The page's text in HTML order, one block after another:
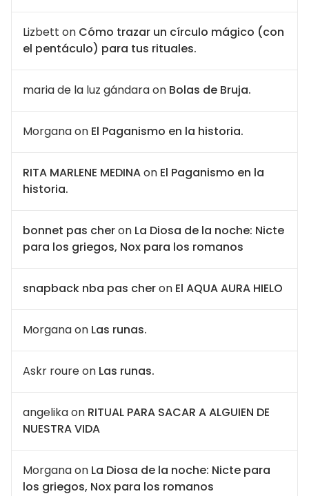
Lizbett on Cómo trazar un círculo mágico (con
el pentáculo) para tus rituales.
maria de la luz gándaraon Bolas de Bruja.
Morganaon El Paganismo en la historia.
RITA MARLENE MEDINAon El Paganismo en la
historia.
bonnet pas cheron La Diosa de la noche: Nicte
para los griegos, Nox para los romanos
snapback nba pas cheron El AQUA AURA HIELO
Morganaon Las runas.
Askr roureon Las runas.
angelikaon RITUAL PARA SACAR A ALGUIEN DE
NUESTRA VIDA
Morganaon La Diosa de la noche: Nicte para
los griegos, Nox para los romanos